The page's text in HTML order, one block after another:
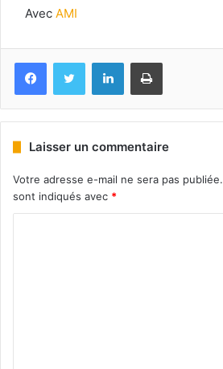
Avec AMI
FacebookTwitter LinkedinImprimer
Laisser un commentaire
Votre adresse e-mail ne sera pas publiée.
sont indiqués avec *